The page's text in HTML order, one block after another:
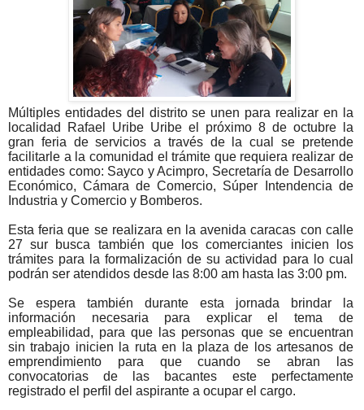
Múltiples entidades del distrito se unen para realizar en la
localidad Rafael Uribe Uribe el próximo 8 de octubre la
gran feria de servicios a través de la cual se pretende
facilitarle a la comunidad el trámite que requiera realizar de
entidades como: Sayco y Acimpro, Secretaría de Desarrollo
Económico, Cámara de Comercio, Súper Intendencia de
Industria y Comercio y Bomberos.
Esta feria que se realizara en la avenida caracas con calle
27 sur busca también que los comerciantes inicien los
trámites para la formalización de su actividad para lo cual
podrán ser atendidos desde las 8:00 am hasta las 3:00 pm.
Se espera también durante esta jornada brindar la
información necesaria para explicar el tema de
empleabilidad, para que las personas que se encuentran
sin trabajo inicien la ruta en la plaza de los artesanos de
emprendimiento para que cuando se abran las
convocatorias de las bacantes este perfectamente
registrado el perfil del aspirante a ocupar el cargo.